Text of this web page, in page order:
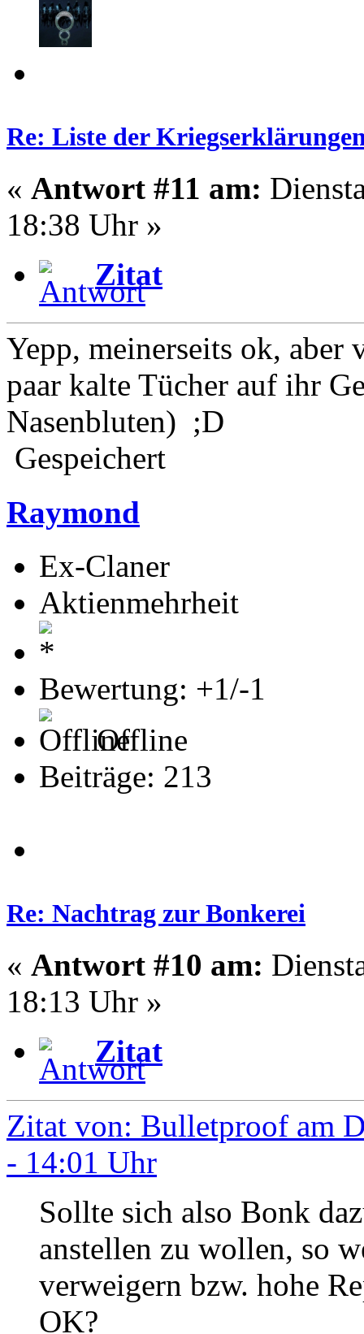
Re: Liste der
« Antwort #11 am:
18:38 Uhr »
Zitat
Yepp, meinerseits ok, aber
paar kalte Tücher auf ihr
Nasenbluten) ;D
Gespeichert
Raymond
Ex-Claner
Aktienmehrheit
Bewertung: +1/-1
Offline
Beiträge: 213
Re: Nachtrag zur Bonkerei
« Antwort #10 am:
18:13 Uhr »
Zitat
Zitat von: Bulletproof am
- 14:01 Uhr
Sollte sich also Bonk
anstellen zu wollen, so
verweigern bzw. hohe
OK?